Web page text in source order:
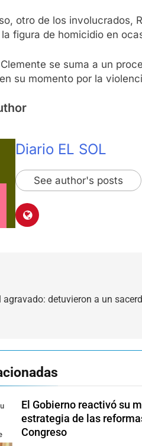
otro de los involucrados,
figura de homicidio en
se suma a un
su momento por la
Diario EL SOL
See author's posts
agravado: detuvieron a un
El Gobierno reactivó su
estrategia de las
Congreso